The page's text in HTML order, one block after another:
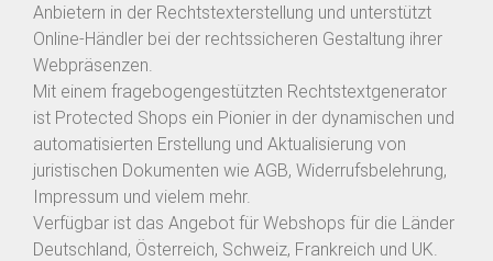
Anbietern in der Rechtstexterstellung und unterstützt
Online-Händler bei der rechtssicheren Gestaltung ihrer
Webpräsenzen.
Mit einem fragebogengestützten Rechtstextgenerator
ist Protected Shops ein Pionier in der dynamischen und
automatisierten Erstellung und Aktualisierung von
juristischen Dokumenten wie AGB, Widerrufsbelehrung,
Impressum und vielem mehr.
Verfügbar ist das Angebot für Webshops für die Länder
Deutschland, Österreich, Schweiz, Frankreich und UK.